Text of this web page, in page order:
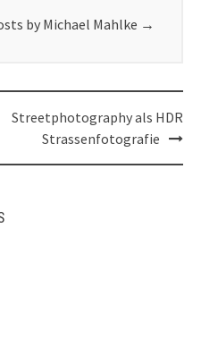
by Michael Mahlke →
Streetphotography als HDR
Strassenfotografie